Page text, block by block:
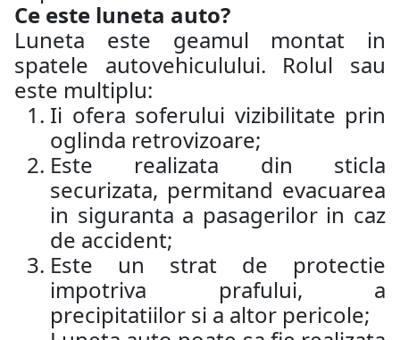
Ce este luneta auto?
Luneta este geamul montat in
spatele autovehiculului. Rolul sau
este multiplu:
Ii ofera soferului vizibilitate prin
oglinda retrovizoare;
Este realizata din sticla
securizata, permitand evacuarea
in siguranta a pasagerilor in caz
de accident;
Este un strat de protectie
impotriva prafului, a
precipitatiilor si a altor pericole;